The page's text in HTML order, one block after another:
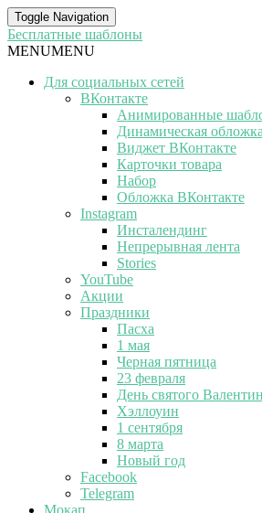
Toggle Navigation
Бесплатные шаблоны
MENUMENU
Для социальных сетей
ВКонтакте
Анимированные
Динамическая
Виджет ВКонтакте
Карточки товара
Набор
Обложка ВКонтакте
Instagram
Инсталендинг
Непрерывная лента
Stories
YouTube
Акции
Праздники
Пасха
1 мая
Черная пятница
23 февраля
День святого
Хэллоуин
1 сентября
8 марта
Новый год
Facebook
Telegram
Мокап